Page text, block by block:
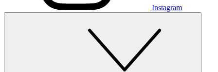
Instagram